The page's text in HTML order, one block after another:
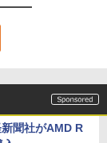
聞社がAMD R